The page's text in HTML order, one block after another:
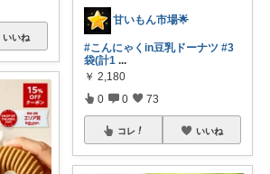
いいね
甘いもん市場🌟
#こんにゃくin豆乳ドーナツ #3
袋(計1 ...
￥ 2,180
0 0 73
コレ いいね